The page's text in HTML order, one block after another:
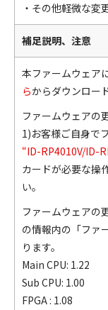
・その他軽微な変
補足説明、注意
本ファームウェア
らからダウンロー
ファームウェアの
1)お客様ご自身で
“ID-RP4010V/ID-
カードが必要な操
い。
ファームウェアの
の情報内の「ファ
ります。
Main CPU: 1.22
Sub CPU: 1.00
FPGA : 1.08